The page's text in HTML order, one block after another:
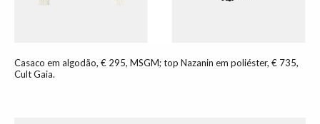
Casaco em algodão, € 295, MSGM; top Nazanin em poliéster, € 735,
Cult Gaia.